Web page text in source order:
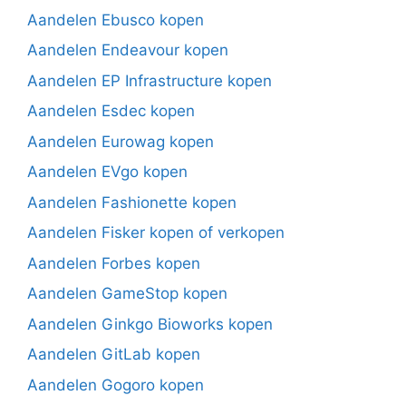
Aandelen Ebusco kopen
Aandelen Endeavour kopen
Aandelen EP Infrastructure kopen
Aandelen Esdec kopen
Aandelen Eurowag kopen
Aandelen EVgo kopen
Aandelen Fashionette kopen
Aandelen Fisker kopen of verkopen
Aandelen Forbes kopen
Aandelen GameStop kopen
Aandelen Ginkgo Bioworks kopen
Aandelen GitLab kopen
Aandelen Gogoro kopen